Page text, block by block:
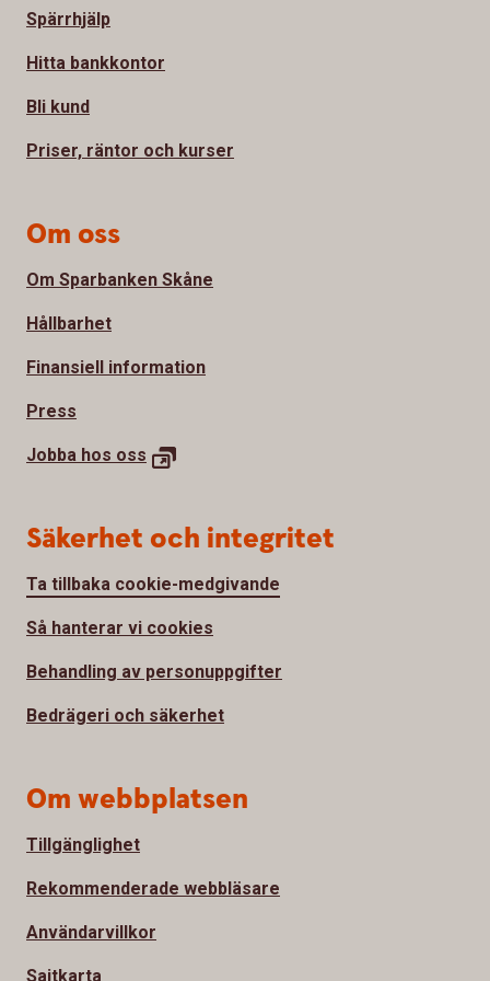
Spärrhjälp
Hitta bankkontor
Bli kund
Priser, räntor och kurser
Om oss
Om Sparbanken Skåne
Hållbarhet
Finansiell information
Press
Jobba hos oss
Säkerhet och integritet
Ta tillbaka cookie-medgivande
Så hanterar vi cookies
Behandling av personuppgifter
Bedrägeri och säkerhet
Om webbplatsen
Tillgänglighet
Rekommenderade webbläsare
Användarvillkor
Sajtkarta